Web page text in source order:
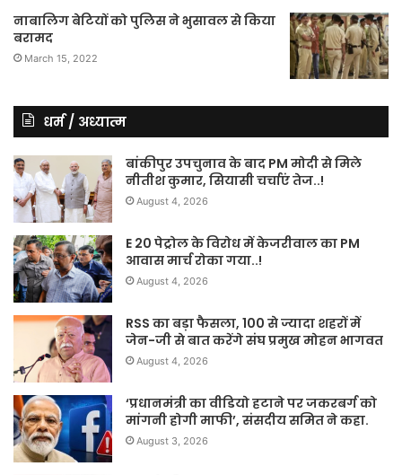
नाबालिग बेटियों को पुलिस ने भुसावल से किया
बरामद
March 15, 2022
धर्म / अध्यात्म
बांकीपुर उपचुनाव के बाद PM मोदी से मिले
नीतीश कुमार, सियासी चर्चाएं तेज..!
August 4, 2026
E 20 पेट्रोल के विरोध में केजरीवाल का PM
आवास मार्च रोका गया..!
August 4, 2026
RSS का बड़ा फैसला, 100 से ज्यादा शहरों में
जेन-जी से बात करेंगे संघ प्रमुख मोहन भागवत
August 4, 2026
‘प्रधानमंत्री का वीडियो हटाने पर जकरबर्ग को
मांगनी होगी माफी’, संसदीय समित ने कहा.
August 3, 2026